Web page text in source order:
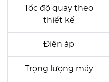
Tốc độ quay theo
thiết kế
Điện áp
Trọng lượng máy